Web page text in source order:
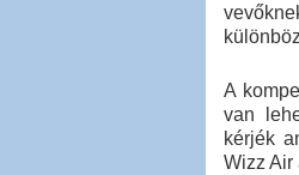
A
van
kérjék
Wizz Air